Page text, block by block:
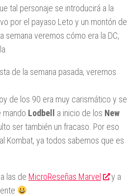
tal personaje se introducirá a la
por el payaso Leto y un montón de
semana veremos cómo era la DC,
de la semana pasada, veremos
de los 90 era muy carismático y se
mando Lodbell a inicio de los New
ser también un fracaso. Por eso
Kombat, ya todos sabemos que es
las de MicroReseñas Marvel
y a